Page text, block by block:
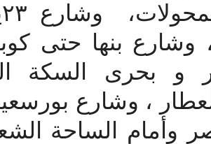
الجيش
بنها حتى
بحرى السكة
، وشارع بورسعيد
الساحة